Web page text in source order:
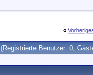
«
(Registrierte Benutzer: 0,